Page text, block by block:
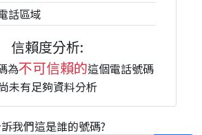
話區域
信賴度分析:
為不可信賴的這個電話號碼
尚未有足夠資料分析
我們這是誰的號碼?